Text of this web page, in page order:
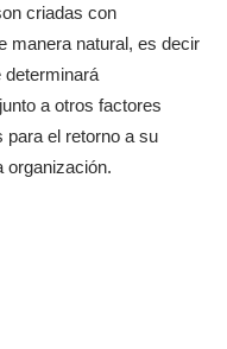
criadas con
manera natural, es decir
determinará
a otros factores
para el retorno a su
organización.